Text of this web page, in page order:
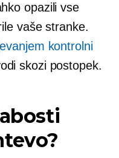
opazili vse
vaše stranke.
kontrolni
skozi postopek.